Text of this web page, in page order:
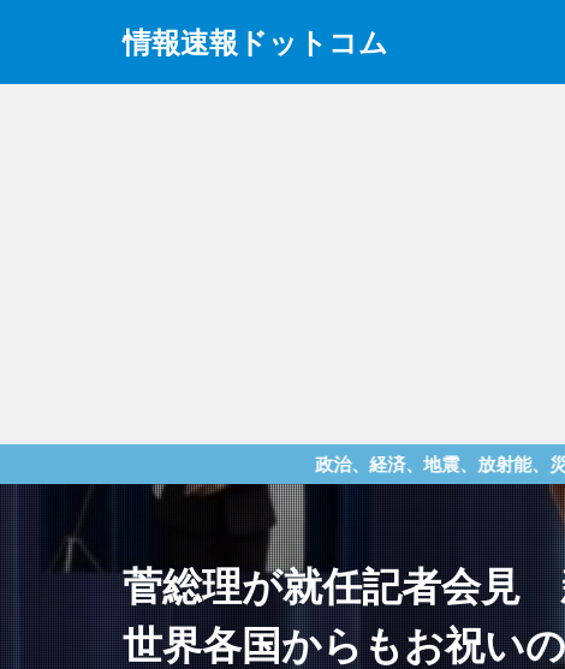
情報速報ドットコム
政治、経済、地震、放射能、災害などを中
菅総理が就任記者会見
世界各国からもお祝い